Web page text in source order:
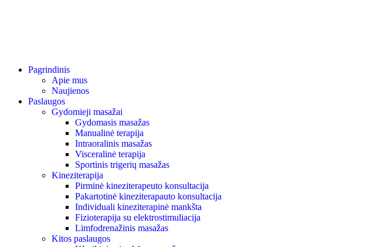
Pagrindinis
Apie mus
Naujienos
Paslaugos
Gydomieji masažai
Gydomasis masažas
Manualinė terapija
Intraoralinis masažas
Visceralinė terapija
Sportinis trigerių masažas
Kineziterapija
Pirminė kineziterapeuto konsultacija
Pakartotinė kineziterapauto konsultacija
Individuali kineziterapinė mankšta
Fizioterapija su elektrostimuliacija
Limfodrenažinis masažas
Kitos paslaugos